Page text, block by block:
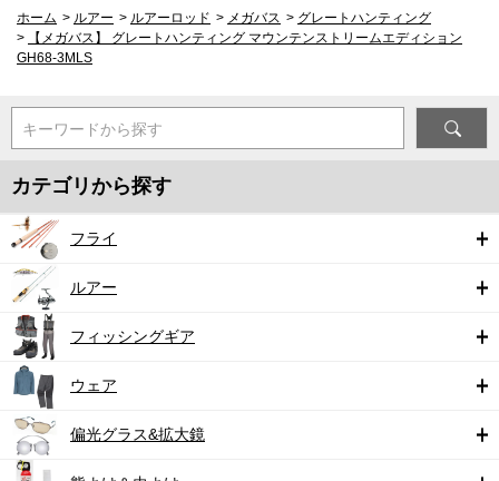
ホーム > ルアー > ルアーロッド > メガバス > グレートハンティング
>
【メガバス】 グレートハンティング マウンテンストリームエディション
GH68-3MLS
キーワードから探す
カテゴリから探す
フライ
ルアー
フィッシングギア
ウェア
偏光グラス&拡大鏡